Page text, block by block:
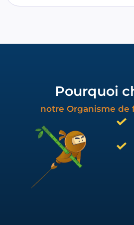
Pourquoi
notre Organisme de